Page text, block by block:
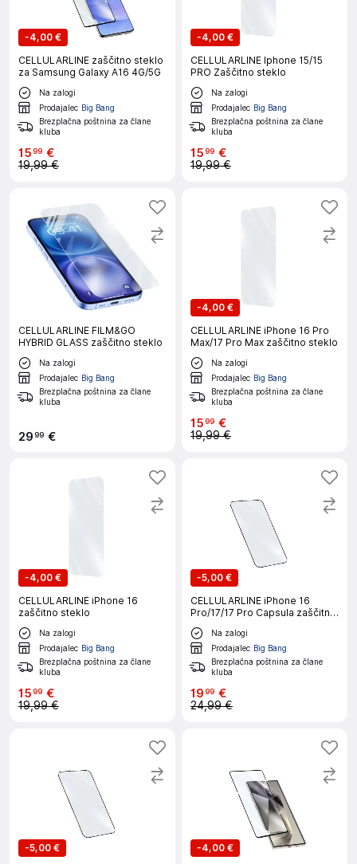
-4,00 €
CELLULARLINE zaščitno steklo
za Samsung Galaxy A16 4G/5G
Na zalogi
Prodajalec Big Bang
Brezplačna poštnina za člane
kluba
1599 €
19,99 €
-4,00 €
CELLULARLINE Iphone 15/15
PRO Zaščitno steklo
Na zalogi
Prodajalec Big Bang
Brezplačna poštnina za člane
kluba
1599 €
19,99 €
CELLULARLINE FILM&GO
HYBRID GLASS zaščitno steklo
Na zalogi
Prodajalec Big Bang
Brezplačna poštnina za člane
kluba
2999 €
-4,00 €
CELLULARLINE iPhone 16 Pro
Max/17 Pro Max zaščitno steklo
Na zalogi
Prodajalec Big Bang
Brezplačna poštnina za člane
kluba
1599 €
19,99 €
-4,00 €
CELLULARLINE iPhone 16
zaščitno steklo
Na zalogi
Prodajalec Big Bang
Brezplačna poštnina za člane
kluba
1599 €
19,99 €
-5,00 €
CELLULARLINE iPhone 16
Pro/17/17 Pro Capsula zaščitno
steklo
Na zalogi
Prodajalec Big Bang
Brezplačna poštnina za člane
kluba
1999 €
24,99 €
-5,00 €
-4,00 €